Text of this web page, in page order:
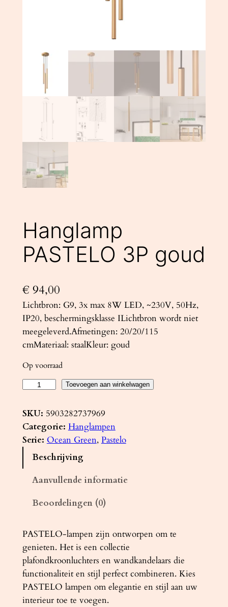
Hanglamp
PASTELO 3P goud
€ 94,00
Lichtbron: G9, 3x max 8W LED, ~230V, 50Hz,
IP20, beschermingsklasse ILichtbron wordt niet
meegeleverd.Afmetingen: 20/20/115
cmMateriaal: staalKleur: goud
Op voorraad
n
g
l
T
E
L
O
3
P
Toevoegen aan winkelwagen
SKU: 5903282737969
Categorie: Hanglampen
Serie: Ocean Green, Pastelo
Beschrijving
Aanvullende informatie
Beoordelingen (0)
PASTELO-lampen zijn ontworpen om te
genieten. Het is een collectie
plafondkroonluchters en wandkandelaars die
functionaliteit en stijl perfect combineren. Kies
PASTELO lampen om elegantie en stijl aan uw
interieur toe te voegen.